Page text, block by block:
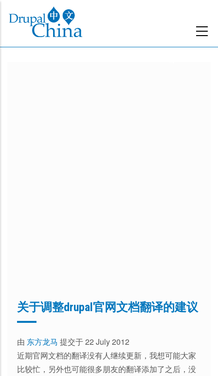
主
关于调整drupal官网文档翻译的建议
由 东方龙马 提交于 22 July 2012
近期官网文档的翻译没有人继续更新，我想可能大家
比较忙，另外也可能很多朋友的翻译添加了之后，没